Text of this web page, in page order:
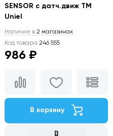
SENSOR с датч.движ TM
Uniel
Наличие в 2 магазинах
Код товара 246 555
986 ₽
В корзину